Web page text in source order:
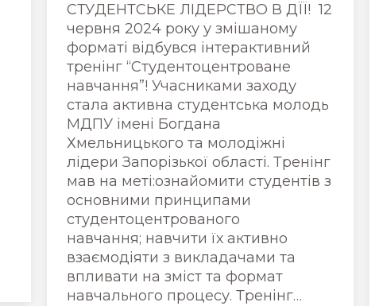
СТУДЕНТСЬКЕ ЛІДЕРСТВО В ДЇЇ! 12
червня 2024 року у змішаному
форматі відбувся інтерактивний
тренінг “Студентоцентроване
навчання”! Учасниками заходу
стала активна студентська молодь
МДПУ імені Богдана
Хмельницького та молодіжні
лідери Запорізької області. Тренінг
мав на меті:ознайомити студентів з
основними принципами
студентоцентрованого
навчання; навчити їх активно
взаємодіяти з викладачами та
впливати на зміст та формат
навчального процесу. Тренінг…